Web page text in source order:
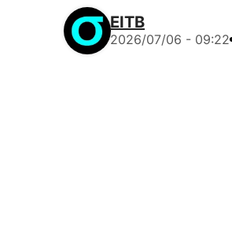
EITB
2026/07/06 - 09:22